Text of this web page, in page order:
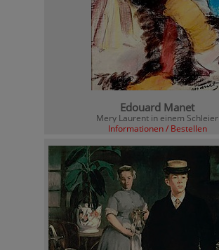
Edouard Manet
Mery Laurent in einem Schleier
Informationen / Bestellen